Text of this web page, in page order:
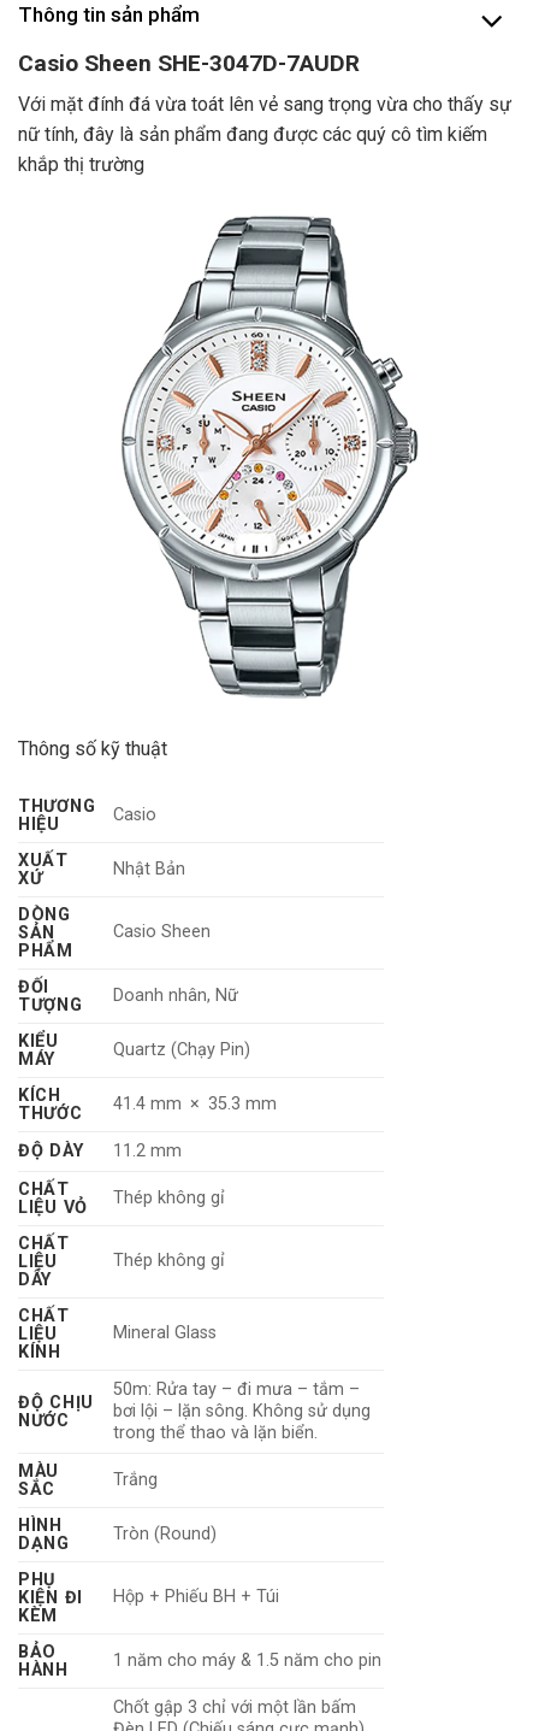
Thông tin sản phẩm
Casio Sheen SHE-3047D-7AUDR
Với mặt đính đá vừa toát lên vẻ sang trọng vừa cho thấy sự
nữ tính, đây là sản phẩm đang được các quý cô tìm kiếm
khắp thị trường
Thông số kỹ thuật
THƯƠNG
HIỆU
Casio
XUẤT
XỨ
Nhật Bản
DÒNG
SẢN
PHẨM
Casio Sheen
ĐỐI
TƯỢNG
Doanh nhân, Nữ
KIỂU
MÁY
Quartz (Chạy Pin)
KÍCH
THƯỚC
41.4 mm × 35.3 mm
ĐỘ DÀY
11.2 mm
CHẤT
LIỆU VỎ
Thép không gỉ
CHẤT
LIỆU
DÂY
Thép không gỉ
CHẤT
LIỆU
KÍNH
Mineral Glass
ĐỘ CHỊU
NƯỚC
50m: Rửa tay – đi mưa – tắm –
bơi lội – lặn sông. Không sử dụng
trong thể thao và lặn biển.
MÀU
SẮC
Trắng
HÌNH
DẠNG
Tròn (Round)
PHỤ
KIỆN ĐI
KÈM
Hộp + Phiếu BH + Túi
BẢO
HÀNH
1 năm cho máy & 1.5 năm cho pin
Chốt gập 3 chỉ với một lần bấm